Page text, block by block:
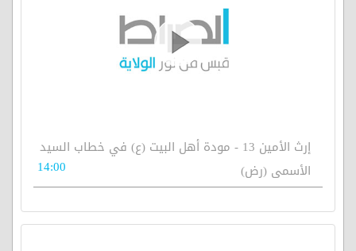
إرث الأمين 13 - مودة أهل البيت (ع) في خطاب السيد
الأسمى (رض)
14:00